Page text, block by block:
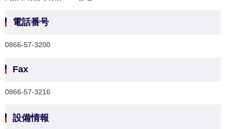
電話番号
0866-57-3200
Fax
0866-57-3216
設備情報